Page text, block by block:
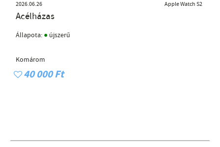
2026.06.26 Apple Watch S2
Acélházas
Állapota: ● újszerű
Komárom
40 000 Ft